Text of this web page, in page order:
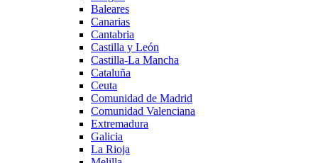
Baleares
Canarias
Cantabria
Castilla y León
Castilla-La Mancha
Cataluña
Ceuta
Comunidad de Madrid
Comunidad Valenciana
Extremadura
Galicia
La Rioja